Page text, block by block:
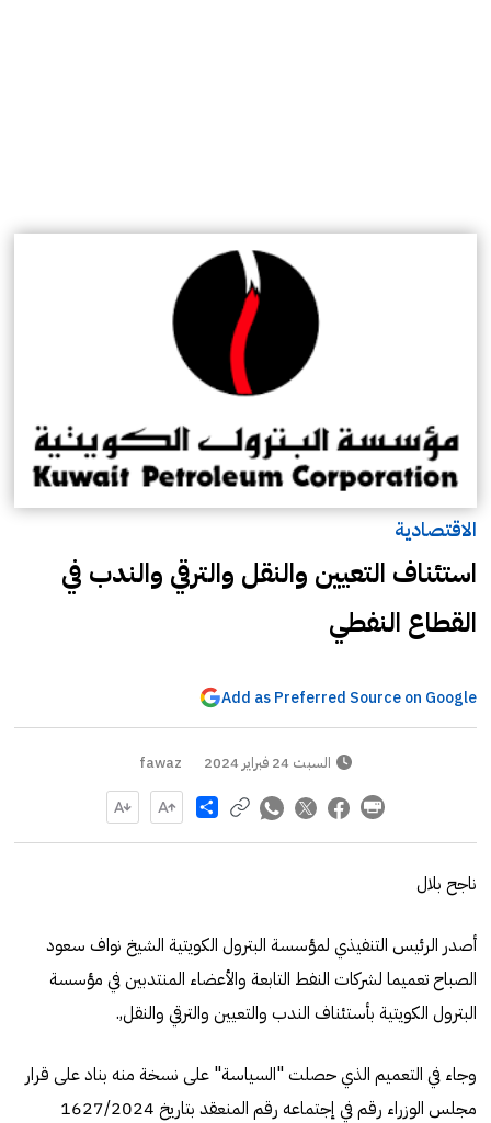
الاقتصادية
استئناف التعيين والنقل والترقي والندب في
القطاع النفطي
Add as Preferred Source on Google
السبت 24 فبراير 2024 fawaz
Share
ناجح بلال
أصدر الرئيس التنفيذي لمؤسسة البترول الكويتية الشيخ نواف سعود
الصباح تعميما لشركات النفط التابعة والأعضاء المنتدبين في مؤسسة
البترول الكويتية بأستئناف الندب والتعيين والترقي والنقل,.
وجاء في التعميم الذي حصلت "السياسة" على نسخة منه بناد على قرار
مجلس الوزراء رقم 162‪في إجتماعه رقم 7/202‪4 المنعقد بتاريخ